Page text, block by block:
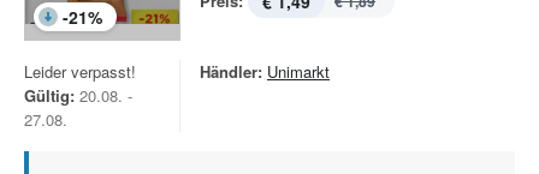
-21%
Leider verpasst!
Gültig: 20.08. -
27.08.
Händler: Unimarkt